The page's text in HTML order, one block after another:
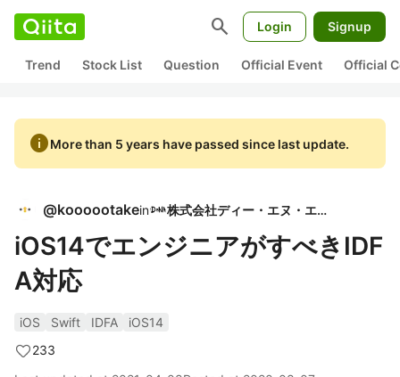
search Login Signup
Trend Stock List Question Official Event Official
infoMore than 5 years have passed since last update.
@koooootakein 株式会社ディー・エヌ・エー
iOS14でエンジニアがすべきIDF
A対応
iOS Swift IDFA
iOS14
233